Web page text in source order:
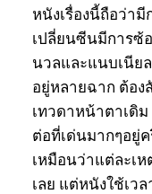
หนังเรื่องนี้ถือว่า
เปลี่ยนซีนมีการซ้
นวลและแนบเนีย
อยู่หลายฉาก ต้อง
เทวดาหน้าตาเดิ
ต่อที่เด่นมากๆอยู่ค
เหมือนว่าแต่ละเ
เลย แต่หนังใช้เว